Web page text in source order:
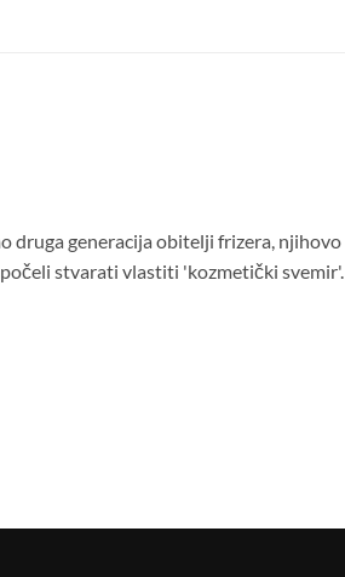
druga generacija obitelji frizera, njihovo
stvarati vlastiti 'kozmetički svemir'.